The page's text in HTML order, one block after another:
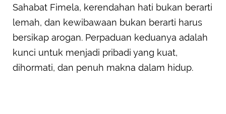
Sahabat Fimela, kerendahan hati bukan berarti
lemah, dan kewibawaan bukan berarti harus
bersikap arogan. Perpaduan keduanya adalah
kunci untuk menjadi pribadi yang kuat,
dihormati, dan penuh makna dalam hidup.